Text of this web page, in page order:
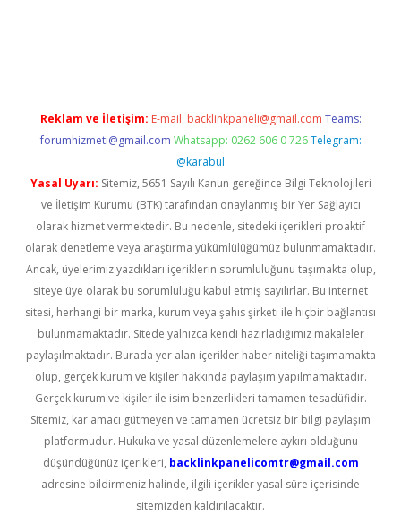
Reklam ve İletişim: E-mail: backlinkpaneli@gmail.com Teams:
forumhizmeti@gmail.com Whatsapp: 0262 606 0 726 Telegram:
@karabul
Yasal Uyarı: Sitemiz, 5651 Sayılı Kanun gereğince Bilgi Teknolojileri
ve İletişim Kurumu (BTK) tarafından onaylanmış bir Yer Sağlayıcı
olarak hizmet vermektedir. Bu nedenle, sitedeki içerikleri proaktif
olarak denetleme veya araştırma yükümlülüğümüz bulunmamaktadır.
Ancak, üyelerimiz yazdıkları içeriklerin sorumluluğunu taşımakta olup,
siteye üye olarak bu sorumluluğu kabul etmiş sayılırlar. Bu internet
sitesi, herhangi bir marka, kurum veya şahıs şirketi ile hiçbir bağlantısı
bulunmamaktadır. Sitede yalnızca kendi hazırladığımız makaleler
paylaşılmaktadır. Burada yer alan içerikler haber niteliği taşımamakta
olup, gerçek kurum ve kişiler hakkında paylaşım yapılmamaktadır.
Gerçek kurum ve kişiler ile isim benzerlikleri tamamen tesadüfidir.
Sitemiz, kar amacı gütmeyen ve tamamen ücretsiz bir bilgi paylaşım
platformudur. Hukuka ve yasal düzenlemelere aykırı olduğunu
düşündüğünüz içerikleri, backlinkpanelicomtr@gmail.com
adresine bildirmeniz halinde, ilgili içerikler yasal süre içerisinde
sitemizden kaldırılacaktır.